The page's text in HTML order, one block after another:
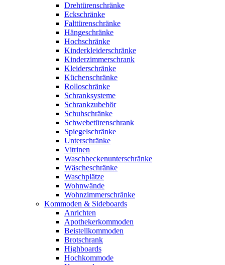
Drehtürenschränke
Eckschränke
Falttürenschränke
Hängeschränke
Hochschränke
Kinderkleiderschränke
Kinderzimmerschrank
Kleiderschränke
Küchenschränke
Rolloschränke
Schranksysteme
Schrankzubehör
Schuhschränke
Schwebetürenschrank
Spiegelschränke
Unterschränke
Vitrinen
Waschbeckenunterschränke
Wäscheschränke
Waschplätze
Wohnwände
Wohnzimmerschränke
Kommoden & Sideboards
Anrichten
Apothekerkommoden
Beistellkommoden
Brotschrank
Highboards
Hochkommode